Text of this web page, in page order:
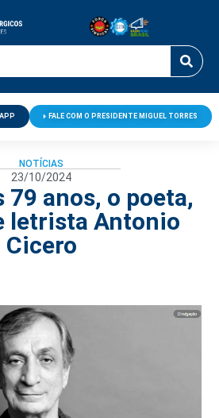
APP FALE COM O PRESIDENTE MIGUEL TORRES
NOTÍCIAS
23/10/2024
79 anos, o poeta,
letrista Antonio
Cicero